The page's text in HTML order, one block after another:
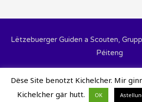
Lëtzebuerger Guiden a Scouten,
Péiteng
Cookie Policy
Mir sinn op
Dëse Site benotzt Kichelcher. Mir
Kichelcher gär hutt.
OK